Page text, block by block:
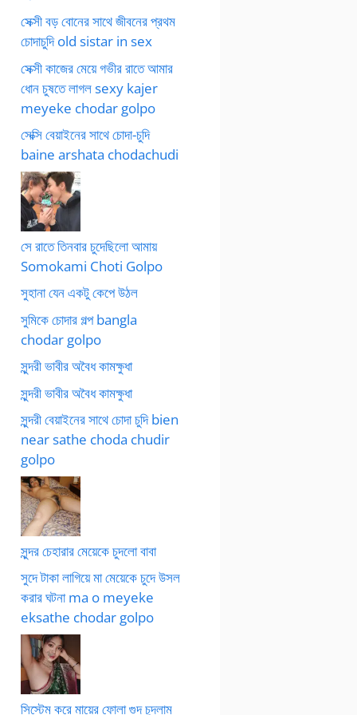
সেক্সী বড় বোনের সাথে জীবনের প্রথম
চোদাচুদি old sistar in sex
সেক্সী কাজের মেয়ে গভীর রাতে আমার
ধোন চুষতে লাগল sexy kajer
meyeke chodar golpo
সেক্সি বেয়াইনের সাথে চোদা-চুদি
baine arshata chodachudi
সে রাতে তিনবার চুদেছিলো আমায়
Somokami Choti Golpo
সুহানা যেন একটু কেপে উঠল
সুমিকে চোদার গল্প bangla
chodar golpo
সুন্দরী ভাবীর অবৈধ কামক্ষুধা
সুন্দরী ভাবীর অবৈধ কামক্ষুধা
সুন্দরী বেয়াইনের সাথে চোদা চুদি bien
near sathe choda chudir
golpo
সুন্দর চেহারার মেয়েকে চুদলো বাবা
সুদে টাকা লাগিয়ে মা মেয়েকে চুদে উসল
করার ঘটনা ma o meyeke
eksathe chodar golpo
সিস্টেম করে মায়ের ফোলা গুদ চুদলাম